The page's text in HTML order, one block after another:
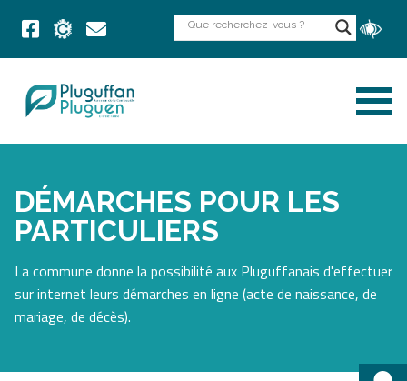
DÉMARCHES POUR LES
PARTICULIERS
La commune donne la possibilité aux Pluguffanais d'effectuer
sur internet leurs démarches en ligne (acte de naissance, de
mariage, de décès).